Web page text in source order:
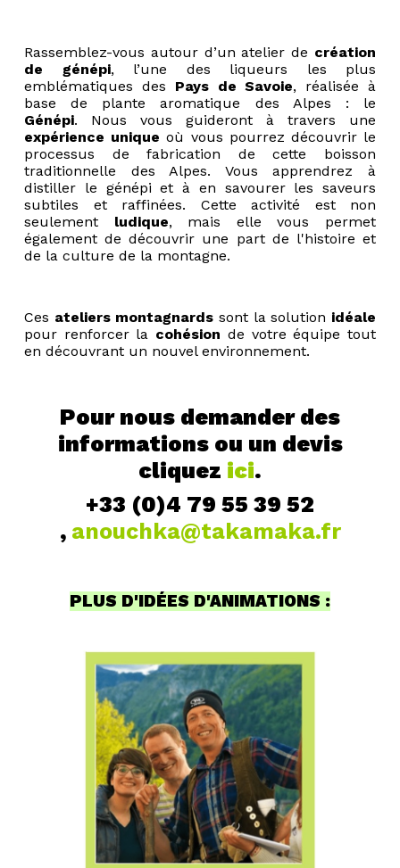
Rassemblez-vous autour d’un atelier de création
de génépi, l’une des liqueurs les plus
emblématiques des Pays de Savoie, réalisée à
base de plante aromatique des Alpes : le
Génépi. Nous vous guideront à travers une
expérience unique où vous pourrez découvrir le
processus de fabrication de cette boisson
traditionnelle des Alpes. Vous apprendrez à
distiller le génépi et à en savourer les saveurs
subtiles et raffinées. Cette activité est non
seulement ludique, mais elle vous permet
également de découvrir une part de l'histoire et
de la culture de la montagne.
Ces ateliers montagnards sont la solution idéale
pour renforcer la cohésion de votre équipe tout
en découvrant un nouvel environnement.
Pour nous demander des
informations ou un devis
cliquez ici.
+33 (0)4 79 55 39 52
, anouchka@takamaka.fr
PLUS D'IDÉES D'ANIMATIONS :